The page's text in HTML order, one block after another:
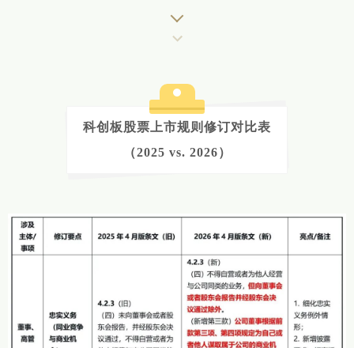
科创板股票上市规则修订对比表
（2025 vs. 2026）